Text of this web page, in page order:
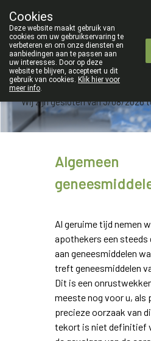
09 228 32 36
Wij zijn gesloten van 3/08/2026
Algemeen
Al geruime tijd nemen
apothekers een
aan geneesmiddelen
treft geneesmiddelen
Dit is een
meeste nog voor u, als
precieze oorzaak van
tekort is niet definitief
Cookies
Deze website maakt gebruik van
cookies om uw gebruikservaring te
verbeteren en om onze diensten en
aanbiedingen aan te passen aan
uw interesses. Door op deze
website te blijven, accepteert u dit
gebruik van cookies. Klik hier voor
meer info.